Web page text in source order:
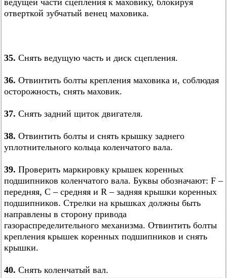
ведущей части сцепления к маховику, блокируя
отверткой зубчатый венец маховика.
35. Снять ведущую часть и диск сцепления.
36. Отвинтить болты крепления маховика и, соблюдая
осторожность, снять маховик.
37. Снять задний щиток двигателя.
38. Отвинтить болты и снять крышку заднего
уплотнительного кольца коленчатого вала.
39. Проверить маркировку крышек коренных
подшипников коленчатого вала. Буквы обозначают: F –
передняя, С – средняя и R – задняя крышки коренных
подшипников. Стрелки на крышках должны быть
направлены в сторону привода
газораспределительного механизма. Отвинтить болты
крепления крышек коренных подшипников и снять
крышки.
40. Снять коленчатый вал.